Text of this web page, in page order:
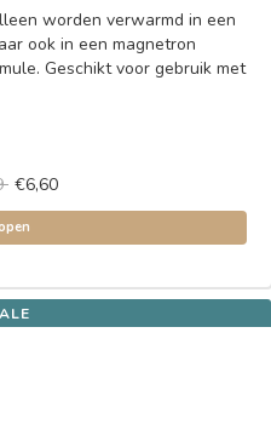
worden verwarmd in een
ook in een magnetron
Geschikt voor gebruik met
€6,60